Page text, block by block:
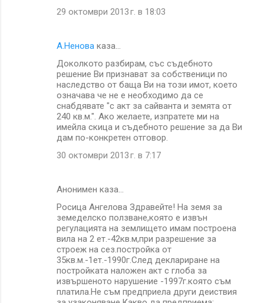
29 октомври 2013 г. в 18:03
А.Ненова каза…
Доколкото разбирам, със съдебното
решение Ви признават за собственици по
наследство от баща Ви на този имот, което
означава че не е необходимо да се
снабдявате "с акт за сайванта и земята от
240 кв.м.". Ако желаете, изпратете ми на
имейла скица и съдебното решение за да Ви
дам по-конкретен отговор.
30 октомври 2013 г. в 7:17
Анонимен каза…
Росица Ангелова Здравейте! На земя за
земеделско ползване,която е извън
регулацията на землището имам построена
вила на 2 ет.-42кв.м,при разрешение за
строеж на сез.постройка от
35кв.м.-1ет.-1990г.След деклариране на
постройката наложен акт с глоба за
извършеното нарушение -1997г.която съм
платила.Не съм предприела други деиствия